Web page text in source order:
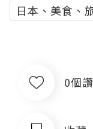
日本、美食、
0個